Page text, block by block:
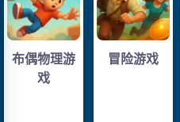
布偶物理游
戏
冒险游戏